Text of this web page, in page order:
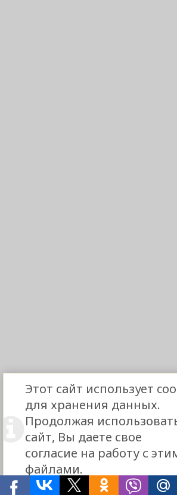
Этот сайт использует
для хранения данных.
Продолжая
сайт, Вы даете свое
согласие на работу с
файлами.